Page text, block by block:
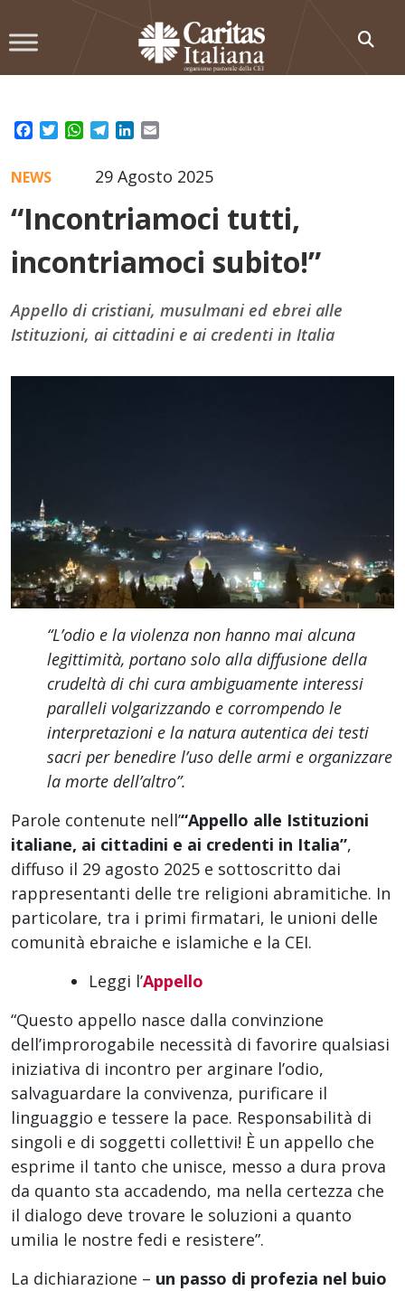
to
Facebook
TwitterWhatsApp
TelegramLinkedIn
29 Agosto 2025
NEWS
“Incontriamoci tutti,
incontriamoci subito!”
Appello di cristiani, musulmani ed ebrei alle
Istituzioni, ai cittadini e ai credenti in Italia
“L’odio e la violenza non hanno mai alcuna
legittimità, portano solo alla diffusione della
crudeltà di chi cura ambiguamente interessi
paralleli volgarizzando e corrompendo le
interpretazioni e la natura autentica dei testi
sacri per benedire l’uso delle armi e organizzare
la morte dell’altro”.
Parole contenute nell’“Appello alle Istituzioni
italiane, ai cittadini e ai credenti in Italia”,
diffuso il 29 agosto 2025 e sottoscritto dai
rappresentanti delle tre religioni abramitiche. In
particolare, tra i primi firmatari, le unioni delle
comunità ebraiche e islamiche e la CEI.
Leggi l’Appello
“Questo appello nasce dalla convinzione
dell’improrogabile necessità di favorire qualsiasi
iniziativa di incontro per arginare l’odio,
salvaguardare la convivenza, purificare il
linguaggio e tessere la pace. Responsabilità di
singoli e di soggetti collettivi! È un appello che
esprime il tanto che unisce, messo a dura prova
da quanto sta accadendo, ma nella certezza che
il dialogo deve trovare le soluzioni a quanto
umilia le nostre fedi e resistere”.
La dichiarazione – un passo di profezia nel buio